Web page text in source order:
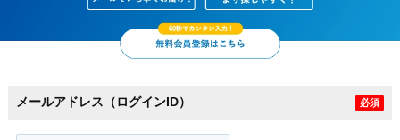
メールアドレス（ログインID） 必須